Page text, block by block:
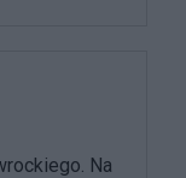
Na